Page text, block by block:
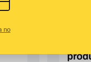
no
que